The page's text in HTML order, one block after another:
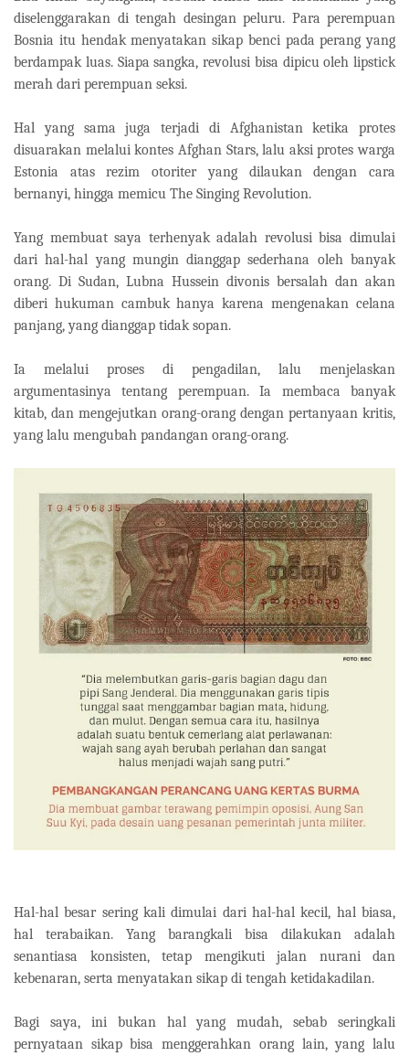
diselenggarakan di tengah desingan peluru. Para perempuan
Bosnia itu hendak menyatakan sikap benci pada perang yang
berdampak luas. Siapa sangka, revolusi bisa dipicu oleh lipstick
merah dari perempuan seksi.
Hal yang sama juga terjadi di Afghanistan ketika protes
disuarakan melalui kontes Afghan Stars, lalu aksi protes warga
Estonia atas rezim otoriter yang dilaukan dengan cara
bernanyi, hingga memicu The Singing Revolution.
Yang membuat saya terhenyak adalah revolusi bisa dimulai
dari hal-hal yang mungin dianggap sederhana oleh banyak
orang. Di Sudan, Lubna Hussein divonis bersalah dan akan
diberi hukuman cambuk hanya karena mengenakan celana
panjang, yang dianggap tidak sopan.
Ia melalui proses di pengadilan, lalu menjelaskan
argumentasinya tentang perempuan. Ia membaca banyak
kitab, dan mengejutkan orang-orang dengan pertanyaan kritis,
yang lalu mengubah pandangan orang-orang.
Hal-hal besar sering kali dimulai dari hal-hal kecil, hal biasa,
hal terabaikan. Yang barangkali bisa dilakukan adalah
senantiasa konsisten, tetap mengikuti jalan nurani dan
kebenaran, serta menyatakan sikap di tengah ketidakadilan.
Bagi saya, ini bukan hal yang mudah, sebab seringkali
pernyataan sikap bisa menggerahkan orang lain, yang lalu